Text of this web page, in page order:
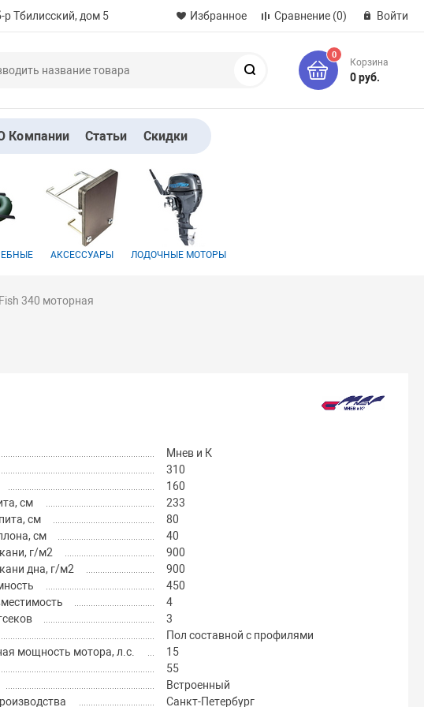
р Тбилисский, дом 5 Избранное Сравнение (0) Войти
0
Корзина
0 руб.
Компании Статьи Скидки
АКСЕССУАРЫ ЛОДОЧНЫЕ МОТОРЫ
340 моторная
Мнев и К
310
160
см
233
см
80
см
40
г/м2
900
дна, г/м2
900
450
4
3
Пол составной с профилями
мощность мотора, л.с.
15
55
Встроенный
Санкт-Петербург